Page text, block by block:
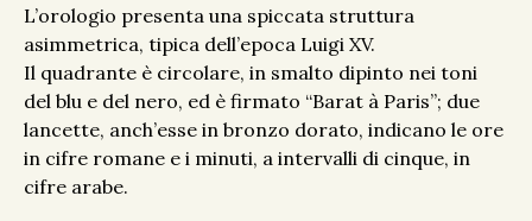
L’orologio presenta una spiccata struttura
asimmetrica, tipica dell’epoca Luigi XV.
Il quadrante è circolare, in smalto dipinto nei toni
del blu e del nero, ed è firmato “Barat à Paris”; due
lancette, anch’esse in bronzo dorato, indicano le ore
in cifre romane e i minuti, a intervalli di cinque, in
cifre arabe.